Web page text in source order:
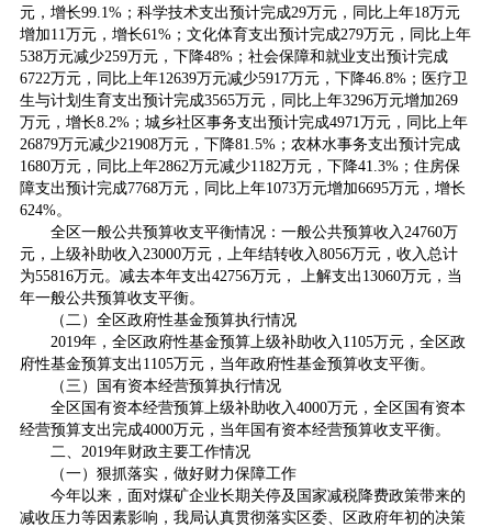
元，增长99.1%；科学技术支出预计完成29万元，同比上年18万元
增加11万元，增长61%；文化体育支出预计完成279万元，同比上年
538万元减少259万元，下降48%；社会保障和就业支出预计完成
6722万元，同比上年12639万元减少5917万元，下降46.8%；医疗卫
生与计划生育支出预计完成3565万元，同比上年3296万元增加269
万元，增长8.2%；城乡社区事务支出预计完成4971万元，同比上年
26879万元减少21908万元，下降81.5%；农林水事务支出预计完成
1680万元，同比上年2862万元减少1182万元，下降41.3%；住房保
障支出预计完成7768万元，同比上年1073万元增加6695万元，增长
624%。
全区一般公共预算收支平衡情况：一般公共预算收入24760万
元，上级补助收入23000万元，上年结转收入8056万元，收入总计
为55816万元。减去本年支出42756万元， 上解支出13060万元，当
年一般公共预算收支平衡。
（二）全区政府性基金预算执行情况
2019年，全区政府性基金预算上级补助收入1105万元，全区政
府性基金预算支出1105万元，当年政府性基金预算收支平衡。
（三）国有资本经营预算执行情况
全区国有资本经营预算上级补助收入4000万元，全区国有资本
经营预算支出完成4000万元，当年国有资本经营预算收支平衡。
二、2019年财政主要工作情况
（一）狠抓落实，做好财力保障工作
今年以来，面对煤矿企业长期关停及国家减税降费政策带来的
减收压力等因素影响，我局认真贯彻落实区委、区政府年初的决策